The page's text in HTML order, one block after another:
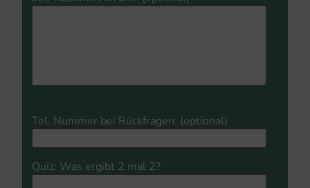
leave
empty.
Tel. Nummer bei Rückfragen: (optional)
Quiz: Was ergibt 2 mal 2?